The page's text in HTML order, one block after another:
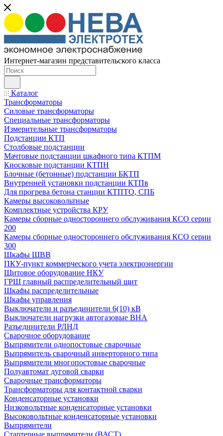
Интернет-магазин представительского класса
Каталог
Трансформаторы
Силовые трансформаторы
Специальные трансформаторы
Измерительные трансформаторы
Подстанции КТП
Столбовые подстанции
Мачтовые подстанции шкафного типа КТПМ
Киосковые подстанции КТПН
Блочные (бетонные) подстанции БКТП
Внутренней установки подстанции КТПв
Для прогрева бетона станции КТПТО, СПБ
Камеры высоковольтные
Комплектные устройства КРУ
Камеры сборные одностороннего обслуживания КСО серии
200
Камеры сборные одностороннего обслуживания КСО серии
300
Шкафы ШВВ
ПКУ-пункт коммерческого учета электроэнергии
Щитовое оборудование НКУ
ГРЩ главный распределительный щит
Шкафы распределительные
Шкафы управления
Выключатели и разъединители 6(10) кВ
Выключатели нагрузки автогазовые ВНА
Разъединители РЛНД
Сварочное оборудование
Выпрямители однопостовые сварочные
Выпрямитель сварочный инверторного типа
Выпрямители многопостовые сварочные
Полуавтомат дуговой сварки
Сварочные трансформаторы
Трансформаторы для контактной сварки
Конденсаторные установки
Низковольтные конденсаторные установки
Высоковольтные конденсаторные установки
Выпрямители
Стартерные выпрямители (ВАСТ)